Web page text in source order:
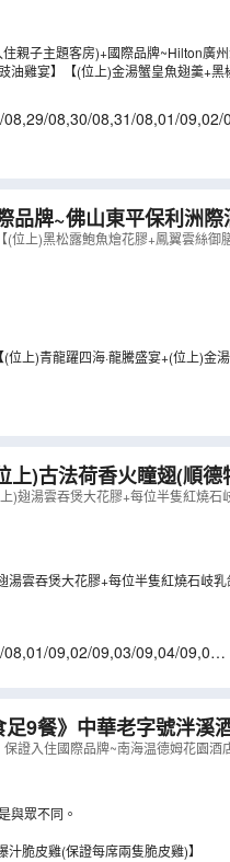
親子主題客房)+國際品牌~Hilton廣
油雞宴】【(位上)金湯蟹皇魚翅羹+黑
08,29/08,30/08,31/08,01/09,02/0
品牌~佛山東平保利洲
上)黑松露鮑魚燴花膠+鳳翼雲絲御膳
上)青龍躍四海·龍騰盛宴+(位上)金
上)古法荷香火瞳翅(順德
翅湯雲吞煲大花膠+每位半隻紅燒石
雲吞煲大花膠+每位半隻紅燒石岐乳
08,01/09,02/09,03/09,04/09,05/0
9餐》中華老字號泮溪
證入住國際品牌~南海温德姆花園酒
與眾不同。
脆皮雞(保證每席兩隻脆皮雞)】